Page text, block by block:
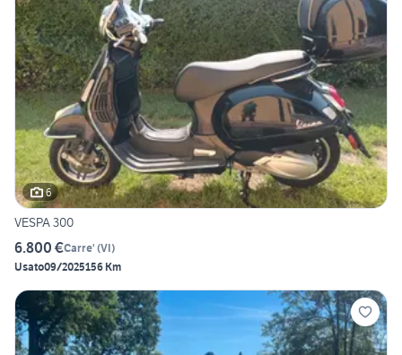
6
VESPA 300
6.800 €Carre' (VI)
Usato09/2025156 Km